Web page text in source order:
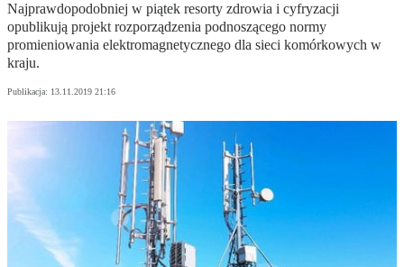
Najprawdopodobniej w piątek resorty zdrowia i cyfryzacji
opublikują projekt rozporządzenia podnoszącego normy
promieniowania elektromagnetycznego dla sieci komórkowych w
kraju.
Publikacja: 13.11.2019 21:16